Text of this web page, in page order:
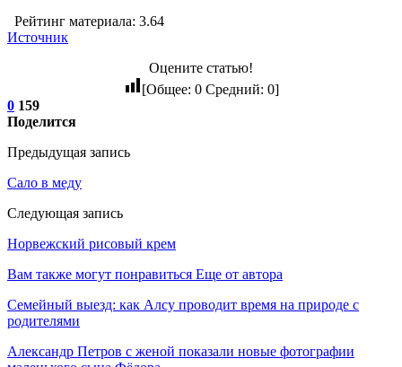
Рейтинг материала: 3.64
Источник
Оцените статью!
[Общее: 0Средний: 0]
0 159
Поделится
Предыдущая запись
Сало в меду
Следующая запись
Норвежский рисовый крем
Вам также могут понравиться Еще от автора
Семейный выезд: как Алсу проводит время на природе с
родителями
Александр Петров с женой показали новые фотографии